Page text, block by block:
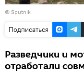
© Sputnik
Подписаться
Разведчики и
отработали